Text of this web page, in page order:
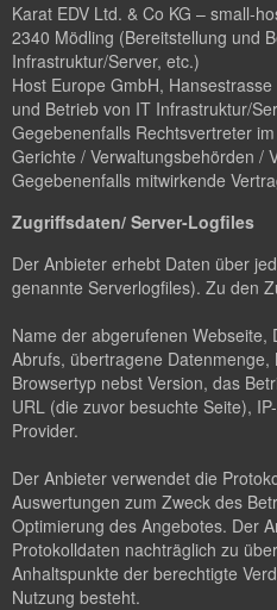
Karat EDV Ltd. & Co KG – small-
2340 Mödling (Bereitstellung und
Infrastruktur/Server, etc.)
Host Europe GmbH,
und Betrieb von IT Infrastruktur/
Gegebenenfalls Rechtsvertreter
Gerichte / Verwaltungsbehörden /
Gegebenenfalls mitwirkende
Zugriffsdaten/ Server-Logfiles
Der Anbieter erhebt Daten über
genannte Serverlogfiles). Zu den
Name der abgerufenen Webseite,
Abrufs, übertragene
Browsertyp nebst Version, das
URL (die zuvor besuchte Seite),
Provider.
Der Anbieter verwendet die
Auswertungen zum Zweck des
Optimierung des Angebotes. Der
Protokolldaten nachträglich zu
Anhaltspunkte der berechtigte
Nutzung besteht.